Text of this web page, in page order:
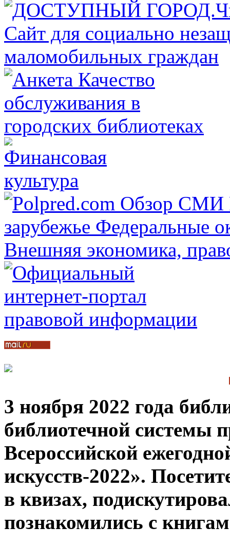
3 ноября 2022 года
библиотечной системы
Всероссийской
искусств-2022».
в квизах,
познакомились с